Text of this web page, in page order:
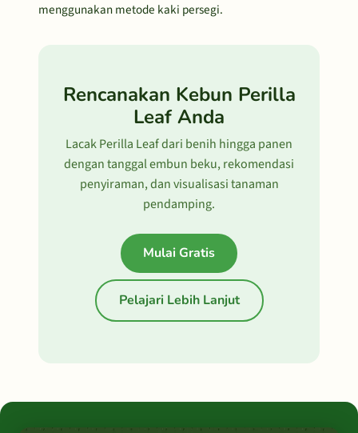
menggunakan metode kaki persegi.
Rencanakan Kebun Perilla
Leaf Anda
Lacak Perilla Leaf dari benih hingga panen
dengan tanggal embun beku, rekomendasi
penyiraman, dan visualisasi tanaman
pendamping.
Mulai Gratis
Pelajari Lebih Lanjut